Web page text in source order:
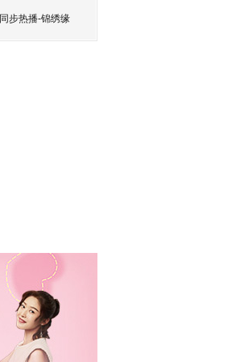
同步热播-锦绣缘